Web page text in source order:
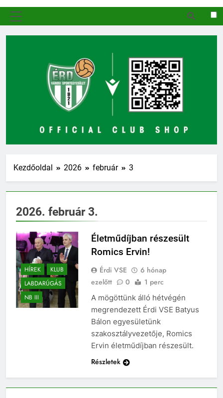
Kezdőoldal 2026 február 3
2026. február 3.
HÍREK
KLUB
LABDARÚGÁS
NB III
Életműdíjban részesült
Romics Ervin!
Érdi VSE
6 hónap
ezelőtt
0 1 perc
A mögöttünk álló hétvégén
megrendezett Érdi VSE Batyus
Bálon egyesületünk
szakosztályvezetője, Romics
Ervin életműdíjban részesült.
Részletek